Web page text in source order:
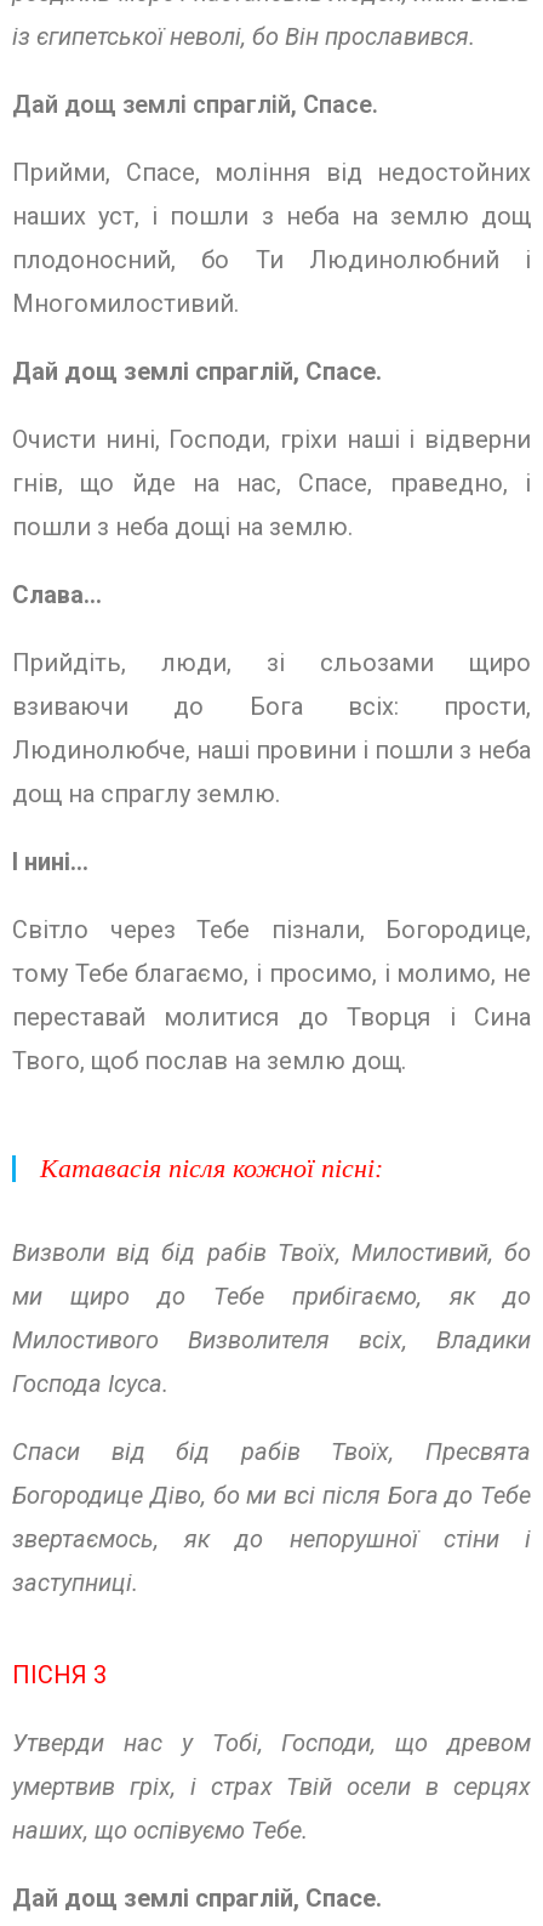
із єгипетської неволі, бо Він прославився.
Дай дощ землі спраглій, Спасе.
Прийми, Спасе, моління від недостойних
наших уст, і пошли з неба на землю дощ
плодоносний, бо Ти Людинолюбний і
Многомилостивий.
Дай дощ землі спраглій, Спасе.
Очисти нині, Господи, гріхи наші і відверни
гнів, що йде на нас, Спасе, праведно, і
пошли з неба дощі на землю.
Слава…
Прийдіть, люди, зі сльозами щиро
взиваючи до Бога всіх: прости,
Людинолюбче, наші провини і пошли з неба
дощ на спраглу землю.
І нині…
Світло через Тебе пізнали, Богородице,
тому Тебе благаємо, і просимо, і молимо, не
переставай молитися до Творця і Сина
Твого, щоб послав на землю дощ.
Катавасія після кожної пісні:
Визволи від бід рабів Твоїх, Милостивий, бо
ми щиро до Тебе прибігаємо, як до
Милостивого Визволителя всіх, Владики
Господа Ісуса.
Спаси від бід рабів Твоїх, Пресвята
Богородице Діво, бо ми всі після Бога до Тебе
звертаємось, як до непорушної стіни і
заступниці.
ПІСНЯ 3
Утверди нас у Тобі, Господи, що древом
умертвив гріх, і страх Твій осели в серцях
наших, що оспівуємо Тебе.
Дай дощ землі спраглій, Спасе.